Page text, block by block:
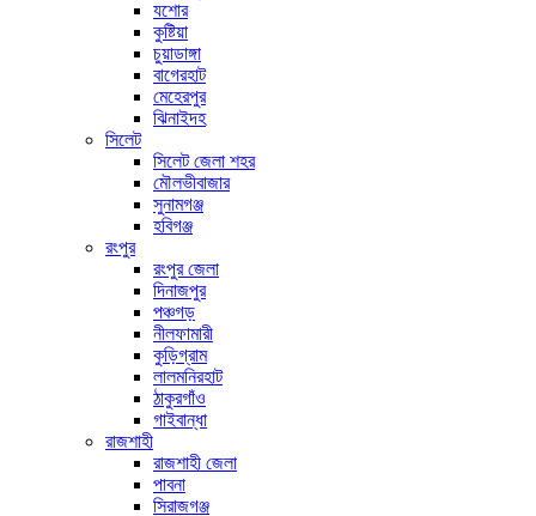
যশোর
কুষ্টিয়া
চুয়াডাঙ্গা
বাগেরহাট
মেহেরপুর
ঝিনাইদহ
সিলেট
সিলেট জেলা শহর
মৌলভীবাজার
সুনামগঞ্জ
হবিগঞ্জ
রংপুর
রংপুর জেলা
দিনাজপুর
পঞ্চগড়
নীলফামারী
কুড়িগ্রাম
লালমনিরহাট
ঠাকুরগাঁও
গাইবান্ধা
রাজশাহী
রাজশাহী জেলা
পাবনা
সিরাজগঞ্জ